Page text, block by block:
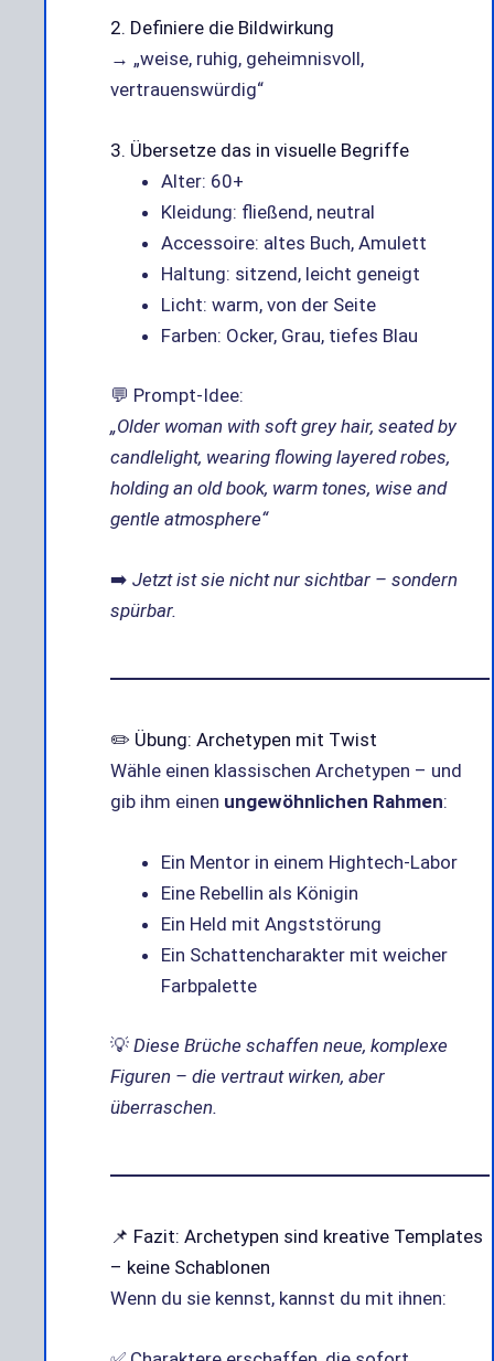
2. Definiere die Bildwirkung
→ „weise, ruhig, geheimnisvoll,
vertrauenswürdig“
3. Übersetze das in visuelle Begriffe
Alter: 60+
Kleidung: fließend, neutral
Accessoire: altes Buch, Amulett
Haltung: sitzend, leicht geneigt
Licht: warm, von der Seite
Farben: Ocker, Grau, tiefes Blau
💬 Prompt-Idee:
„Older woman with soft grey hair, seated by
candlelight, wearing flowing layered robes,
holding an old book, warm tones, wise and
gentle atmosphere“
➡️Jetzt ist sie nicht nur sichtbar – sondern
spürbar.
✏️ Übung: Archetypen mit Twist
Wähle einen klassischen Archetypen – und
gib ihm einen ungewöhnlichen Rahmen:
Ein Mentor in einem Hightech-Labor
Eine Rebellin als Königin
Ein Held mit Angststörung
Ein Schattencharakter mit weicher
Farbpalette
💡Diese Brüche schaffen neue, komplexe
Figuren – die vertraut wirken, aber
überraschen.
📌 Fazit: Archetypen sind kreative Templates
– keine Schablonen
Wenn du sie kennst, kannst du mit ihnen: